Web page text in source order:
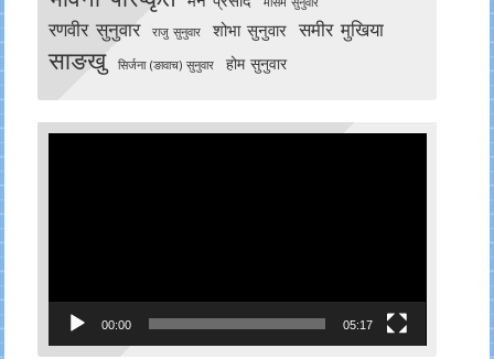
रणवीर सुनुवार राजु सुनुवार शोभा सुनुवार समीर मुखिया
साङखु सिर्जना (ङावाच) सुनुवार होम सुनुवार
00:00 05:17